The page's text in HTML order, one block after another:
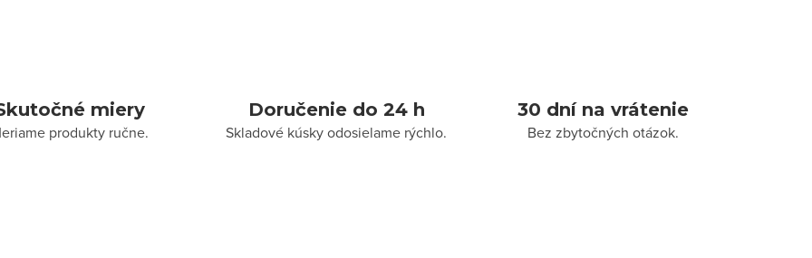
miery
produkty ručne.
Doručenie do 24 h
Skladové kúsky odosielame rýchlo.
30 dní na vrátenie
Bez zbytočných otázok.